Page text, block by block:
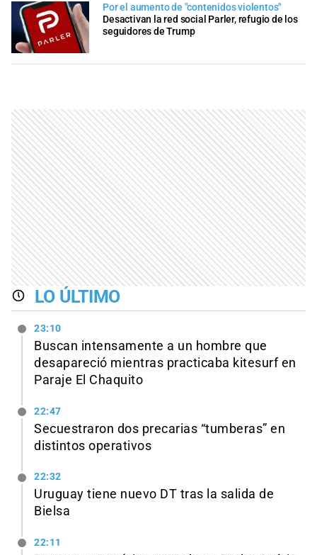
Por el aumento de "contenidos violentos"
Desactivan la red social Parler, refugio de los
seguidores de Trump
LO ÚLTIMO
23:10
Buscan intensamente a un hombre que
desapareció mientras practicaba kitesurf en
Paraje El Chaquito
22:47
Secuestraron dos precarias “tumberas” en
distintos operativos
22:32
Uruguay tiene nuevo DT tras la salida de
Bielsa
22:11